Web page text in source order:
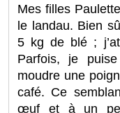
Mes filles
le landau. Bien
5 kg de blé ;
Parfois, je
moudre une
café. Ce
œuf et à un peu